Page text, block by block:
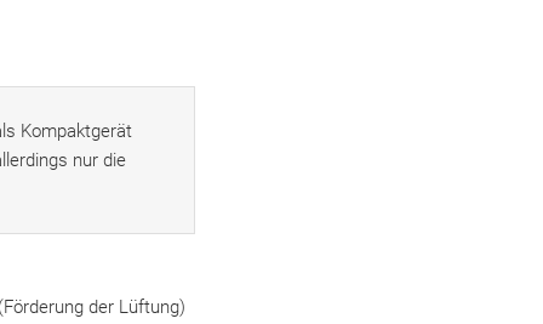
Kompaktgerät
nur die
der Lüftung)